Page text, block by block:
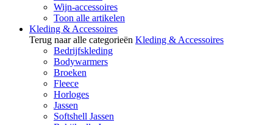
Wijn-accessoires
Toon alle artikelen
Kleding & Accessoires
Terug naar alle categorieën Kleding & Accessoires
Bedrijfskleding
Bodywarmers
Broeken
Fleece
Horloges
Jassen
Softshell Jassen